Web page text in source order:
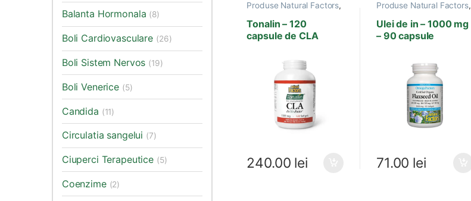
Produse Natural Factors,
Cardiovasculare
slabire, Obezitate
Tonalin – 120
capsule de CLA
240.00 lei
Produse Natural Factors,
imbatranire ,
Antiinflamator, Balanta
Hormonala,Boli
,Creier,
,Imunitate
Sanatate celulara,
Ulei de in – 1000 mg
– 90 capsule
71.00 lei
Balanta Hormonala (8)
Boli Cardiovasculare (26)
Boli Sistem Nervos (19)
Boli Venerice (5)
Candida (11)
Circulatia sangelui (7)
Ciuperci Terapeutice (5)
Coenzime (2)